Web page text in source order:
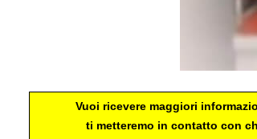
Vuoi ricevere maggiori
ti metteremo in contatto con